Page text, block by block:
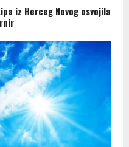
iz Herceg Novog osvojila